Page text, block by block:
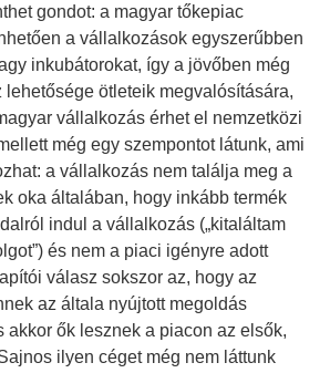
gondot: a magyar tőkepiac
a vállalkozások egyszerűbben
inkubátorokat, így a jövőben még
lehetősége ötleteik megvalósítására,
vállalkozás érhet el nemzetközi
még egy szempontot látunk, ami
a vállalkozás nem találja meg a
oka általában, hogy inkább termék
indul a vállalkozás („kitaláltam
és nem a piaci igényre adott
válasz sokszor az, hogy az
az általa nyújtott megoldás
akkor ők lesznek a piacon az elsők,
ilyen céget még nem láttunk